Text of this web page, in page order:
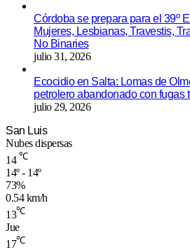
Córdoba se prepara para el 39º
Mujeres, Lesbianas, Travestis,
No Binaries
julio 31, 2026
Ecocidio en Salta: Lomas de
petrolero abandonado con fugas
julio 29, 2026
San Luis
Nubes dispersas
14 ℃
14º - 14º
73%
0.54 km/h
13℃
Jue
17℃